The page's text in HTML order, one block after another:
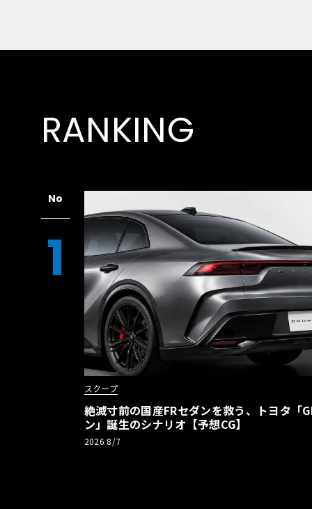
RANKING
No
1
スクープ
絶滅寸前の国産FRセダンを救う、トヨタ「
ン」誕生のシナリオ【予想CG】
2026 8/7